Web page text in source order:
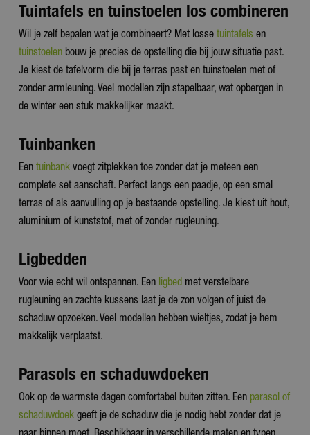
Tuintafels en tuinstoelen los combineren
Wil je zelf bepalen wat je combineert? Met losse tuintafels en
tuinstoelen bouw je precies de opstelling die bij jouw situatie past.
Je kiest de tafelvorm die bij je terras past en tuinstoelen met of
zonder armleuning. Veel modellen zijn stapelbaar, wat opbergen in
de winter een stuk makkelijker maakt.
Tuinbanken
Een tuinbank voegt zitplekken toe zonder dat je meteen een
complete set aanschaft. Perfect langs een paadje, op een smal
terras of als aanvulling op je bestaande opstelling. Je kiest uit hout,
aluminium of kunststof, met of zonder rugleuning.
Ligbedden
Voor wie echt wil ontspannen. Een ligbed met verstelbare
rugleuning en zachte kussens laat je de zon volgen of juist de
schaduw opzoeken. Veel modellen hebben wieltjes, zodat je hem
makkelijk verplaatst.
Parasols en schaduwdoeken
Ook op de warmste dagen comfortabel buiten zitten. Een parasol of
schaduwdoek geeft je de schaduw die je nodig hebt zonder dat je